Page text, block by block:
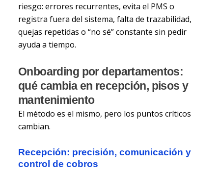
riesgo: errores recurrentes, evita el PMS o
registra fuera del sistema, falta de trazabilidad,
quejas repetidas o “no sé” constante sin pedir
ayuda a tiempo.
Onboarding por departamentos:
qué cambia en recepción, pisos y
mantenimiento
El método es el mismo, pero los puntos críticos
cambian.
Recepción: precisión, comunicación y
control de cobros